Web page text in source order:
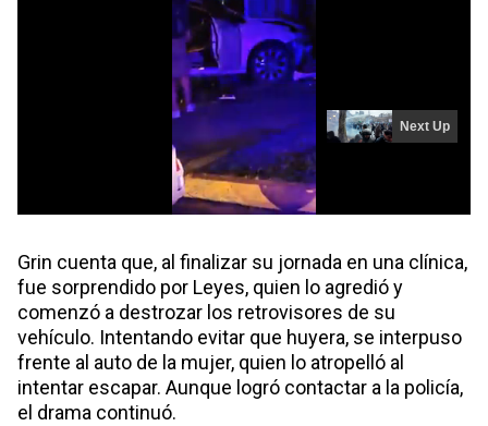
Grin cuenta que, al finalizar su jornada en una clínica,
fue sorprendido por Leyes, quien lo agredió y
comenzó a destrozar los retrovisores de su
vehículo. Intentando evitar que huyera, se interpuso
frente al auto de la mujer, quien lo atropelló al
intentar escapar. Aunque logró contactar a la policía,
el drama continuó.